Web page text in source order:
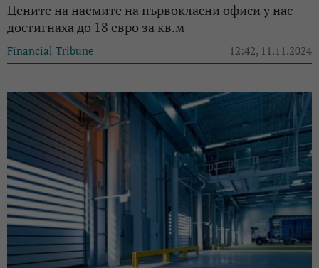
Цените на наемите на първокласни офиси у нас
достигнаха до 18 евро за кв.м
Financial Tribune 12:42, 11.11.2024